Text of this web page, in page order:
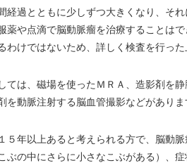
過とともに少しずつ大きくなり、そ
薬や点滴で脳動脈瘤を治療することは
わけではないため、詳しく検査を行っ
は、磁場を使ったＭＲＡ、造影剤を
を動脈注射する脳血管撮影などがありま
年以上あると考えられる方で、脳動
ぶの中にさらに小さなこぶがある）、